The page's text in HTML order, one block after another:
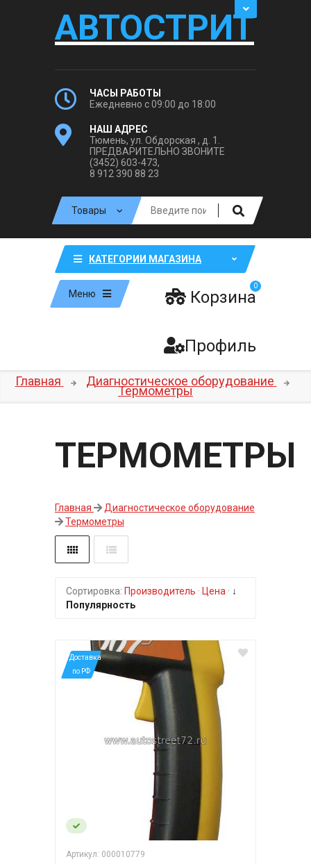
АВТОСТРИТ
ЧАСЫ РАБОТЫ
Ежедневно с 09:00 до 18:00
НАШ АДРЕС
Тюмень, ул. Обдорская , д. 1.
ПРЕДВАРИТЕЛЬНО ЗВОНИТЕ
(3452) 603-473,
8 912 390 88 23
КАТЕГОРИИ МАГАЗИНА
Меню Корзина
0
Профиль
Главная Диагностическое оборудование
Термометры
ТЕРМОМЕТРЫ
Главная
Диагностическое оборудование
Термометры
Сортировка: Производитель · Цена · ↓
Популярность
*Доставка
по РФ
Артикул: 000010779